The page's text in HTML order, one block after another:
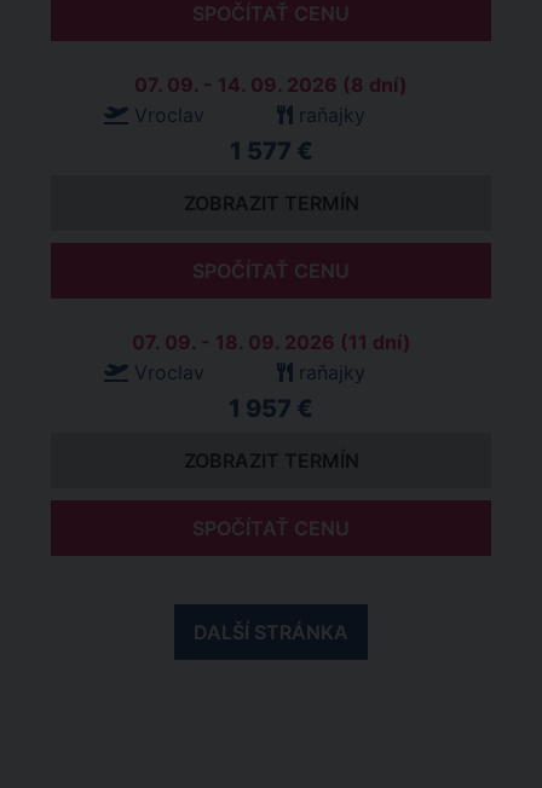
SPOČÍTAŤ CENU
07. 09. - 14. 09. 2026 (8 dní)
Vroclav
raňajky
1 577 €
ZOBRAZIT TERMÍN
SPOČÍTAŤ CENU
07. 09. - 18. 09. 2026 (11 dní)
Vroclav
raňajky
1 957 €
ZOBRAZIT TERMÍN
SPOČÍTAŤ CENU
DALŠÍ STRÁNKA